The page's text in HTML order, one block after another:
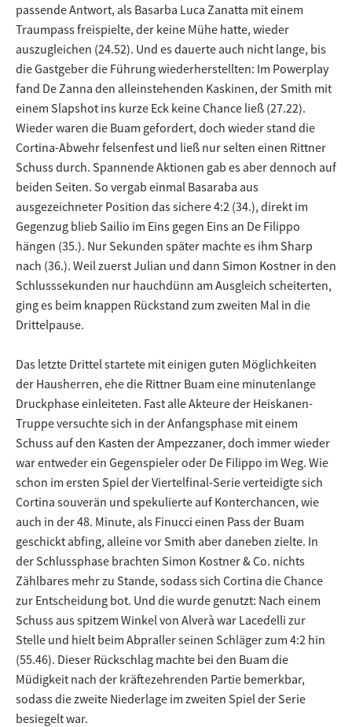
passende Antwort, als Basarba Luca Zanatta mit einem
Traumpass freispielte, der keine Mühe hatte, wieder
auszugleichen (24.52). Und es dauerte auch nicht lange, bis
die Gastgeber die Führung wiederherstellten: Im Powerplay
fand De Zanna den alleinstehenden Kaskinen, der Smith mit
einem Slapshot ins kurze Eck keine Chance ließ (27.22).
Wieder waren die Buam gefordert, doch wieder stand die
Cortina-Abwehr felsenfest und ließ nur selten einen Rittner
Schuss durch. Spannende Aktionen gab es aber dennoch auf
beiden Seiten. So vergab einmal Basaraba aus
ausgezeichneter Position das sichere 4:2 (34.), direkt im
Gegenzug blieb Sailio im Eins gegen Eins an De Filippo
hängen (35.). Nur Sekunden später machte es ihm Sharp
nach (36.). Weil zuerst Julian und dann Simon Kostner in den
Schlusssekunden nur hauchdünn am Ausgleich scheiterten,
ging es beim knappen Rückstand zum zweiten Mal in die
Drittelpause.
Das letzte Drittel startete mit einigen guten Möglichkeiten
der Hausherren, ehe die Rittner Buam eine minutenlange
Druckphase einleiteten. Fast alle Akteure der Heiskanen-
Truppe versuchte sich in der Anfangsphase mit einem
Schuss auf den Kasten der Ampezzaner, doch immer wieder
war entweder ein Gegenspieler oder De Filippo im Weg. Wie
schon im ersten Spiel der Viertelfinal-Serie verteidigte sich
Cortina souverän und spekulierte auf Konterchancen, wie
auch in der 48. Minute, als Finucci einen Pass der Buam
geschickt abfing, alleine vor Smith aber daneben zielte. In
der Schlussphase brachten Simon Kostner & Co. nichts
Zählbares mehr zu Stande, sodass sich Cortina die Chance
zur Entscheidung bot. Und die wurde genutzt: Nach einem
Schuss aus spitzem Winkel von Alverà war Lacedelli zur
Stelle und hielt beim Abpraller seinen Schläger zum 4:2 hin
(55.46). Dieser Rückschlag machte bei den Buam die
Müdigkeit nach der kräftezehrenden Partie bemerkbar,
sodass die zweite Niederlage im zweiten Spiel der Serie
besiegelt war.